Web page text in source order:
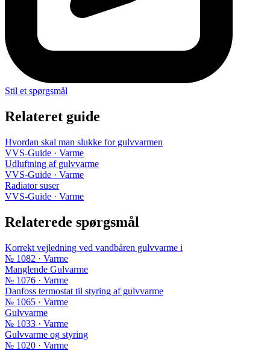
Stil et spørgsmål
Relateret guide
Hvordan skal man slukke for gulvvarmen
VVS-Guide · Varme
Udluftning af gulvvarme
VVS-Guide · Varme
Radiator suser
VVS-Guide · Varme
Relaterede spørgsmål
Korrekt vejledning ved vandbåren gulvvarme i
№ 1082 · Varme
Manglende Gulvarme
№ 1076 · Varme
Danfoss termostat til styring af gulvvarme
№ 1065 · Varme
Gulvvarme
№ 1033 · Varme
Gulvvarme og styring
№ 1020 · Varme